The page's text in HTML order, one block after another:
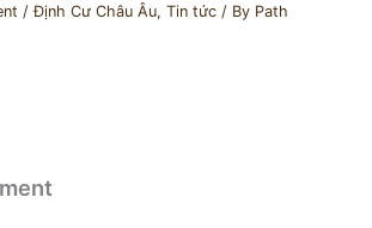
/Định Cư Châu Âu,Tin tức / By Path